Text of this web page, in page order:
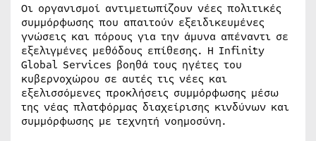
Οι οργανισμοί αντιμετωπίζουν νέες πολιτικές
συμμόρφωσης που απαιτούν εξειδικευμένες
γνώσεις και πόρους για την άμυνα απέναντι σε
εξελιγμένες μεθόδους επίθεσης. Η Infinity
Global Services βοηθά τους ηγέτες του
κυβερνοχώρου σε αυτές τις νέες και
εξελισσόμενες προκλήσεις συμμόρφωσης μέσω
της νέας πλατφόρμας διαχείρισης κινδύνων και
συμμόρφωσης με τεχνητή νοημοσύνη.